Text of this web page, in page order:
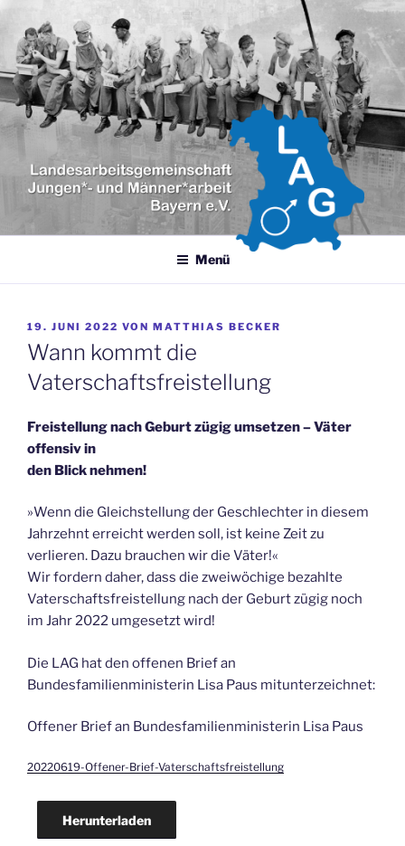
Zum
Inhalt
springen
JUNGEN- UND
BAYERN E.V.
LAG Jungen- und Männerarbeit Bayern e.V.
Menü
VERÖFFENTLICHT
AM
19. JUNI 2022 VON MATTHIAS BECKER
Wann kommt die
Vaterschaftsfreistellung
Freistellung nach Geburt zügig umsetzen – Väter
offensiv in
den Blick nehmen!
»Wenn die Gleichstellung der Geschlechter in diesem
Jahrzehnt erreicht werden soll, ist keine Zeit zu
verlieren. Dazu brauchen wir die Väter!«
Wir fordern daher, dass die zweiwöchige bezahlte
Vaterschaftsfreistellung nach der Geburt zügig noch
im Jahr 2022 umgesetzt wird!
Die LAG hat den offenen Brief an
Bundesfamilienministerin Lisa Paus mitunterzeichnet:
Offener Brief an Bundesfamilienministerin Lisa Paus
20220619-Offener-Brief-Vaterschaftsfreistellung
Herunterladen